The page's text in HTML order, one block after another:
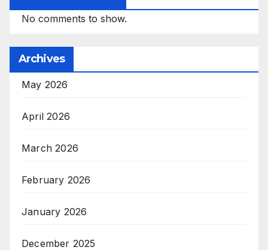
No comments to show.
Archives
May 2026
April 2026
March 2026
February 2026
January 2026
December 2025